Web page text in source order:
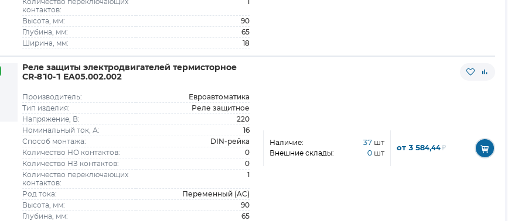
Количество переключающих
контактов:
Высота, мм: 90
Глубина, мм: 65
Ширина, мм: 18
Реле защиты электродвигателей термисторное
CR-810-1 EA05.002.002
Производитель: Евроавтоматика
Тип изделия: Реле защитное
Напряжение, В: 220
Номинальный ток, А: 16
Способ монтажа: DIN-рейка
Количество НО контактов: 0
Количество НЗ контактов: 0
Количество переключающих
контактов:
1
Род тока: Переменный (AC)
Высота, мм: 90
Глубина, мм: 65
Наличие: 37 шт
Внешние склады: 0 шт
от 3 584,44₽